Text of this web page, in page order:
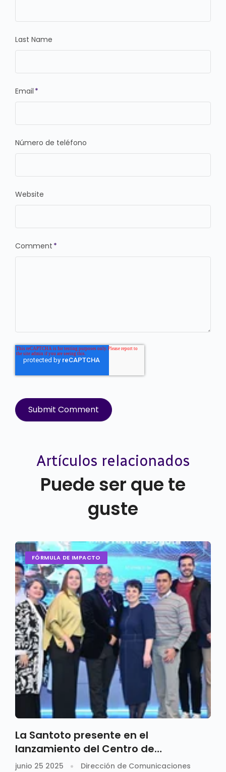
Last Name
Email *
Número de teléfono
Website
Comment *
Artículos relacionados
Puede ser que te
guste
FÓRMULA DE IMPACTO
La Santoto presente en el
lanzamiento del Centro de
Innovación de Bogotá
junio 25 2025 Dirección de Comunicaciones